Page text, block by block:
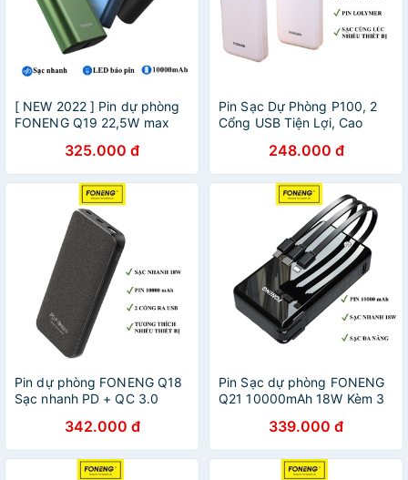
[ NEW 2022 ] Pin dự phòng
FONENG Q19 22,5W max
Máy Vỏ Hợp Kim Cao Cấp
325.000 đ
Pin Sạc Dự Phòng P100, 2
Cổng USB Tiện Lợi, Cao
Lượng Thật 10.000 mAh
248.000 đ
Pin dự phòng FONENG Q18
Sạc nhanh PD + QC 3.0
Sang Trọng Cá Tính
342.000 đ
Pin Sạc dự phòng FONENG
Q21 10000mAh 18W Kèm 3
cổng USB , bảo hành 1 năm
339.000 đ